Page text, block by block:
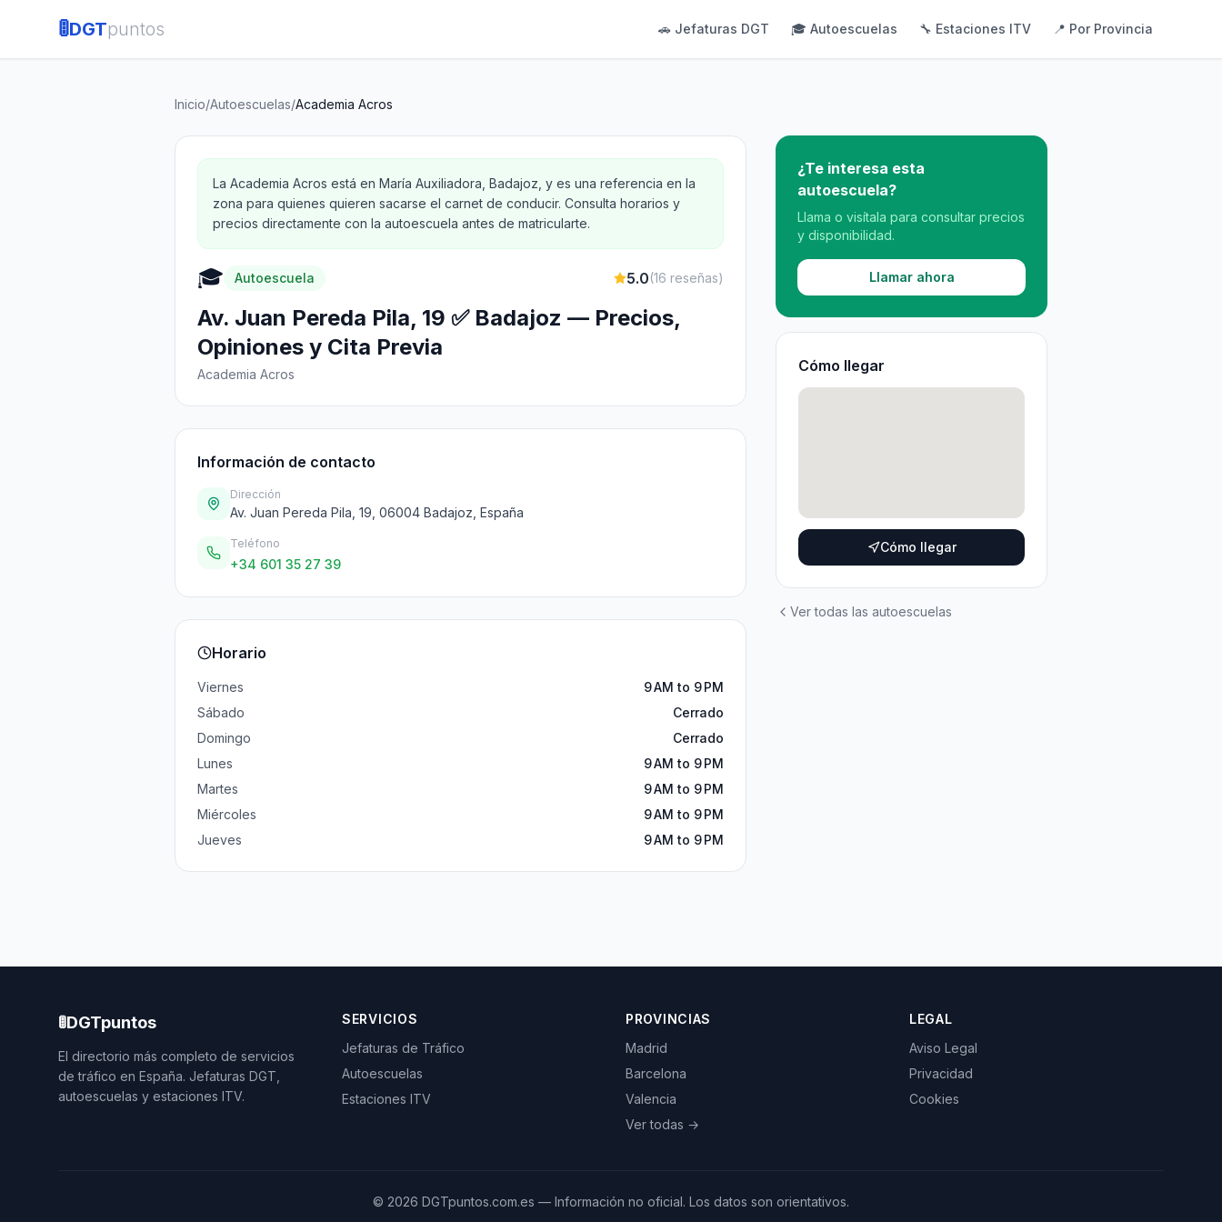
🚦DGTpuntos 🚗 Jefaturas DGT 🎓 Autoescuelas 🔧 Estaciones ITV 📍 Por Provincia
Inicio/Autoescuelas/Academia Acros
La Academia Acros está en María Auxiliadora, Badajoz, y es una referencia en la
zona para quienes quieren sacarse el carnet de conducir. Consulta horarios y
precios directamente con la autoescuela antes de matricularte.
🎓 Autoescuela 5.0(16 reseñas)
Av. Juan Pereda Pila, 19 ✅ Badajoz — Precios,
Opiniones y Cita Previa
Academia Acros
Información de contacto
Dirección
Av. Juan Pereda Pila, 19, 06004 Badajoz, España
Teléfono
+34 601 35 27 39
Horario
Viernes
9 AM to 9 PM
Sábado
Cerrado
Domingo
Cerrado
Lunes
9 AM to 9 PM
Martes
9 AM to 9 PM
Miércoles
9 AM to 9 PM
Jueves
9 AM to 9 PM
¿Te interesa esta
autoescuela?
Llama o visítala para consultar precios
y disponibilidad.
Llamar ahora
Cómo llegar
Cómo llegar
Ver todas las autoescuelas
🚦DGTpuntos
El directorio más completo de servicios
de tráfico en España. Jefaturas DGT,
autoescuelas y estaciones ITV.
SERVICIOS
Jefaturas de Tráfico
Autoescuelas
Estaciones ITV
PROVINCIAS
Madrid
Barcelona
Valencia
Ver todas →
LEGAL
Aviso Legal
Privacidad
Cookies
© 2026 DGTpuntos.com.es — Información no oficial. Los datos son orientativos.